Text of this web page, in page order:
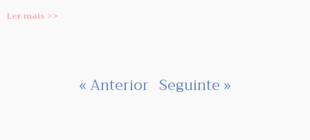
Ler mais >>
« Anterior Seguinte »